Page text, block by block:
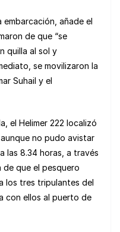
añade el
de que “se
quilla al sol y
se movilizaron la
Suhail y el
el Helimer 222 localizó
no pudo avistar
las 8.34 horas, a través
de que el pesquero
los tres tripulantes del
con ellos al puerto de